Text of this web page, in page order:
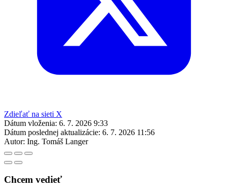
Zdieľať na sieti X
Dátum vloženia: 6. 7. 2026 9:33
Dátum poslednej aktualizácie: 6. 7. 2026 11:56
Autor: Ing. Tomáš Langer
Chcem vedieť